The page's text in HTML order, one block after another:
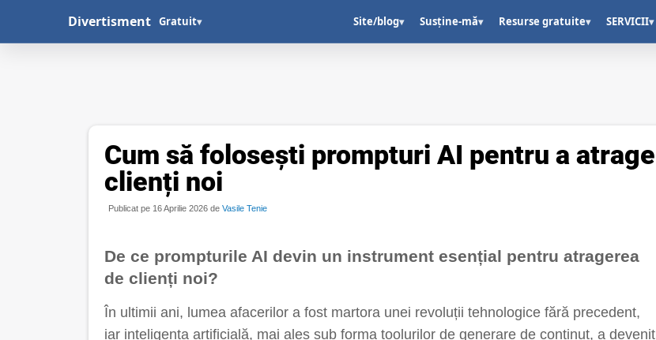
Divertisment Gratuit▾ Site/blog▾ Susține-mă▾ Resurse gratuite▾ SERVICII▾
Cum să folosești prompturi AI pentru a atrage
clienți noi
Publicat pe 16 Aprilie 2026 de Vasile Tenie
De ce prompturile AI devin un instrument esențial pentru atragerea
de clienți noi?
În ultimii ani, lumea afacerilor a fost martora unei revoluții tehnologice fără precedent,
iar inteligența artificială, mai ales sub forma toolurilor de generare de conținut, a devenit